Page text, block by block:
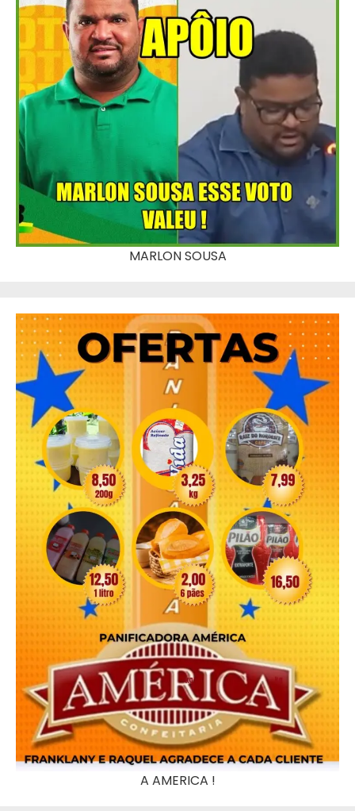
MARLON SOUSA
A AMERICA !